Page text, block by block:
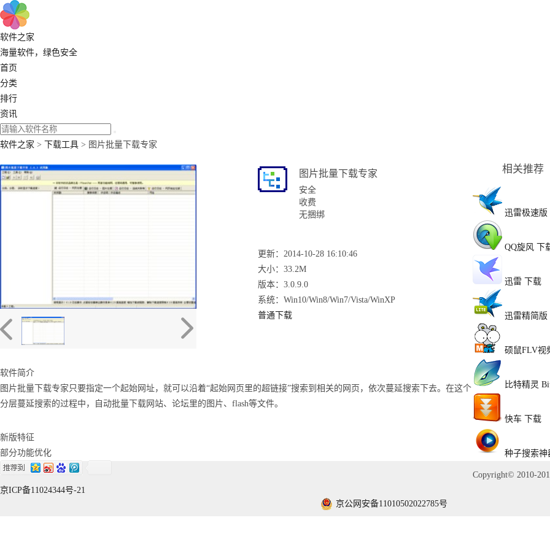
软件之家
海量软件，绿色安全
首页
分类
排行
资讯
软件之家 > 下载工具 > 图片批量下载专家
图片批量下载专家
安全
收费
无捆绑
更新：2014-10-28 16:10:46
大小：33.2M
版本：3.0.9.0
系统：Win10/Win8/Win7/Vista/WinXP
普通下载
软件简介
图片批量下载专家只要指定一个起始网址，就可以沿着“起始网页里的超链接”搜索到相关的网页，依次蔓延搜索下去。在这个
分层蔓延搜索的过程中，自动批量下载网站、论坛里的图片、flash等文件。
新版特征
部分功能优化
相关推荐
迅雷极速版
QQ旋风 下
迅雷 下载
迅雷精简版
硕鼠FLV视
比特精灵
快车 下载
种子搜索神
Copyright© 2010-
京ICP备11024344号-21
京公网安备11010502022785号